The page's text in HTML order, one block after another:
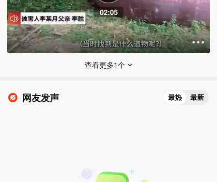
02:05
查看更多1个
网友发声 最热 最新